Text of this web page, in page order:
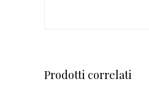
Prodotti correlati